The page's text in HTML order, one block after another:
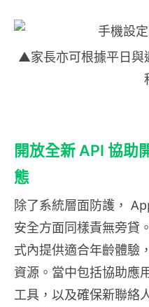
▲家長亦可根據平日與
開放全新 API 協助
態
除了系統層面防護，
安全方面同樣責無旁貸
式內提供適合年齡體驗
資源。當中包括協助應
工具，以及確保新聯絡